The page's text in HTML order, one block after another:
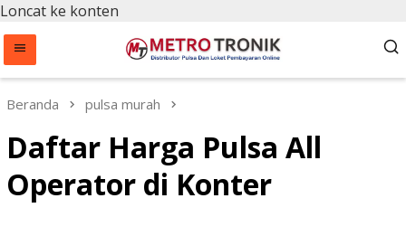
Loncat ke konten
Beranda pulsa murah
Daftar Harga Pulsa All
Operator di Konter